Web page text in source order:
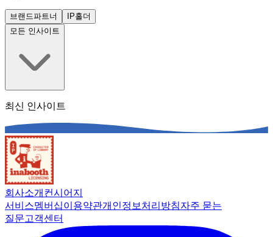
브랜드파트너
IP홀더
모든 인사이트
최신 인사이트
회사소개 컨시어지
서비스멤버십이용약관개인정보처리방침자주 묻는
질문고객센터